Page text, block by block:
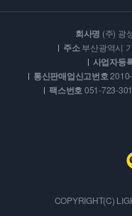
회사명 (주) 광
주소부산광역시
사업자등
통신판매업신고번호
팩스번호 051-723-
COPYRIGHT(C)